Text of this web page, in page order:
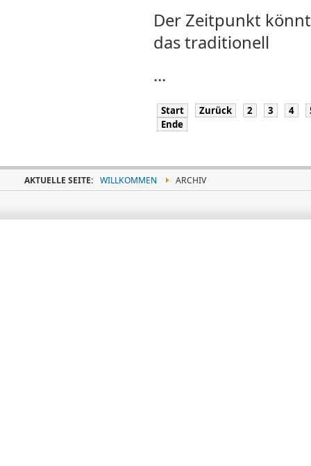
Der Zeitpunkt
das traditionell
...
Start Zurück 2 3 4
Ende
AKTUELLE SEITE: WILLKOMMEN ARCHIV